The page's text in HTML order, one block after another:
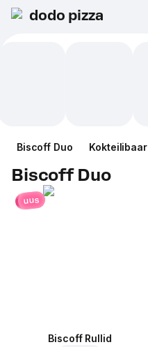
dodo pizza
Biscoff Duo Kokteilibaar
Biscoff Duo
uus
Biscoff Rullid